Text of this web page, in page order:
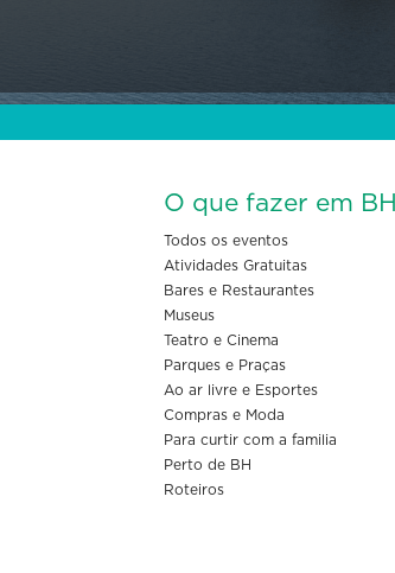
O que fazer em BH
Todos os eventos
Atividades Gratuitas
Bares e Restaurantes
Museus
Teatro e Cinema
Parques e Praças
Ao ar livre e Esportes
Compras e Moda
Para curtir com a familia
Perto de BH
Roteiros